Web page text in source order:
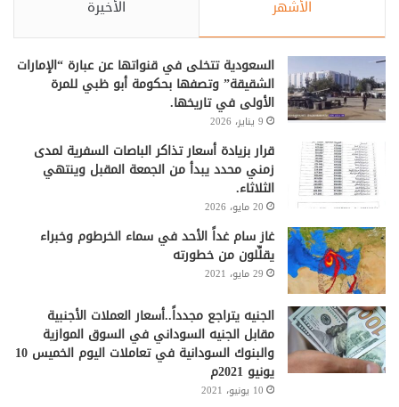
الأشهر الأخيرة
السعودية تتخلى في قنواتها عن عبارة “الإمارات
الشقيقة” وتصفها بحكومة أبو ظبي للمرة
الأولى في تاريخها.
9 يناير، 2026
قرار بزيادة أسعار تذاكر الباصات السفرية لمدى
زمني محدد يبدأ من الجمعة المقبل وينتهي
الثلاثاء.
20 مايو، 2026
غاز سام غداً الأحد في سماء الخرطوم وخبراء
يقلِّلون من خطورته
29 مايو، 2021
الجنيه يتراجع مجدداً..أسعار العملات الأجنبية
مقابل الجنيه السوداني في السوق الموازية
والبنوك السودانية في تعاملات اليوم الخميس 10
يونيو 2021م
10 يونيو، 2021